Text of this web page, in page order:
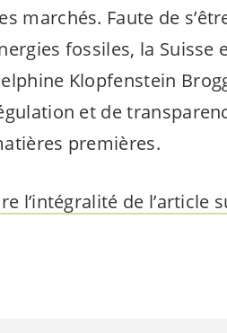
marchés. Faute de
fossiles, la
Klopfenstein
et de
premières.
l’intégralité de l’article